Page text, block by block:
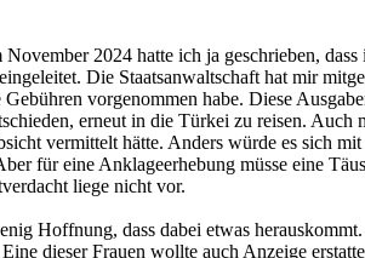
2024 hatte ich ja geschrieben,
Die Staatsanwaltschaft hat mir
vorgenommen habe. Diese
erneut in die Türkei zu reisen.
vermittelt hätte. Anders würde es sich
für eine Anklageerhebung müsse eine
liege nicht vor.
Hoffnung, dass dabei etwas
dieser Frauen wollte auch Anzeige